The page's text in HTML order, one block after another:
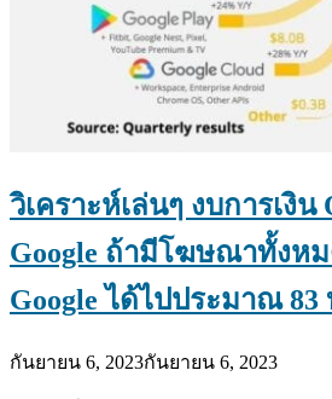
วิเคราะห์เล่นๆ งบการเงิน
Google ถ้ามีโฆษณาทั้งหม
Google ได้ไปประมาณ 83
กันยายน 6, 2023กันยายน 6, 2023